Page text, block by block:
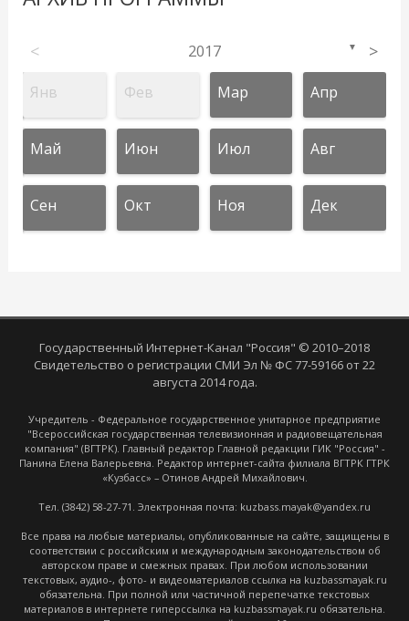
< 2017 ▼ >
Янв Фев Мар Апр
Май Июн Июл Авг
Сен Окт Ноя Дек
Государственный Интернет-Канал "Россия" © 2010–2018
Свидетельство о регистрации СМИ Эл № ФС 77-59166 от 22
августа 2014 года.
Учредитель - Федеральное государственное унитарное предприятие
"Всероссийская государственная телевизионная и радиовещательная
компания" (ВГТРК). Главный редактор Главной редакции ГИК "Россия" -
Панина Елена Валерьевна. Редактор интернет-сайта филиала ВГТРК ГТРК
«Кузбасс» – Отинов Андрей Михайлович.
Тел. (3842) 58-27-71. Электронная почта: kuzbass.mayak@yandex.ru
Все права на любые материалы, опубликованные на сайте, защищены в
соответствии с российским и международным законодательством об
авторском праве и смежных правах. При любом использовании
текстовых, аудио-, фото- и видеоматериалов ссылка на kuzbassmayak.ru
обязательна. При полной или частичной перепечатке текстовых
материалов в интернете гиперссылка на kuzbassmayak.ru обязательна.